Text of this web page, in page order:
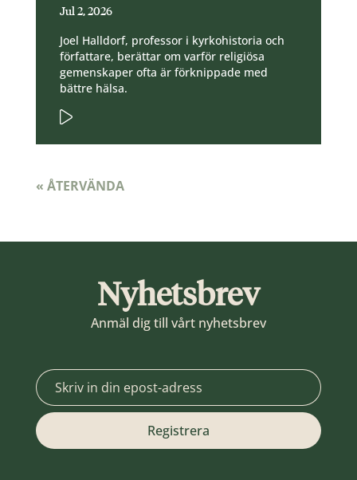
Jul 2, 2026
Joel Halldorf, professor i kyrkohistoria och
författare, berättar om varför religiösa
gemenskaper ofta är förknippade med
bättre hälsa.
« ÅTERVÄNDA
Nyhetsbrev
Anmäl dig till vårt nyhetsbrev